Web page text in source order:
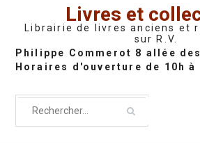
Livres et
Librairie de livres anciens et
sur R.V.